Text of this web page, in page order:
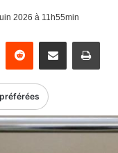
2026 à 11h55min
PinterestReddit Partager par email